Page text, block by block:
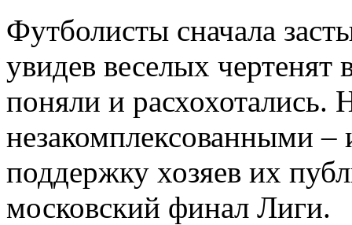
Футболисты сначала
увидев веселых чертенят
поняли и
незакомплексованными
поддержку хозяев их
московский финал Лиги.